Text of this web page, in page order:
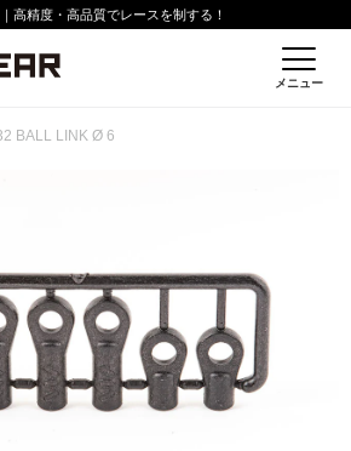
高精度・高品質でレースを制する！
メニュー
BALL LINK Ø 6